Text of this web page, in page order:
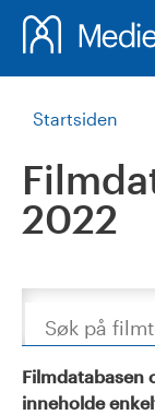
Startsiden
2022
Søk
Filmdatabasen
inneholde